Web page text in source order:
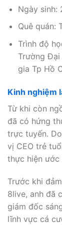
Ngày sinh:
Quê quán:
Trình độ
Trường Đại
gia Tp Hồ
Kinh nghiệm
Từ khi còn
đã có hứng
trực tuyến.
vị CEO trẻ
thực hiện ước
Trước khi
8live, anh đã
giám đốc
lĩnh vực cá